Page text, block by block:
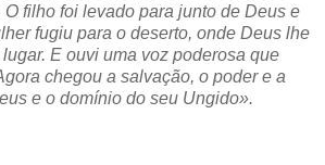
O filho foi levado para junto de Deus e
fugiu para o deserto, onde Deus lhe
E ouvi uma voz poderosa que
chegou a salvação, o poder e a
e o domínio do seu Ungido».